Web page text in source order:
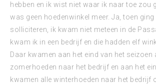
hebben en ik wist niet waar ik naar toe zou
was geen hoedenwinkel meer. Ja, toen ging
solliciteren, ik kwam niet meteen in de
kwam ik in een bedrijf en die hadden elf
Daar kwamen aan het eind van het seizoen
zomerhoeden naar het bedrijf en aan het
kwamen alle winterhoeden naar het bedrijf